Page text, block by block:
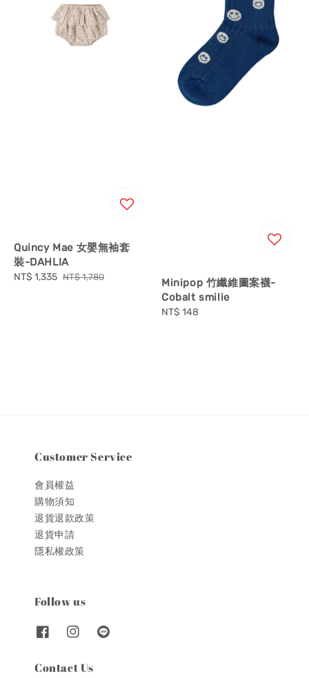
Quincy Mae 女嬰無袖套
裝-DAHLIA
Sale
NT$ 1,335 Regular
NT$ 1,780
Minipop 竹纖維圖案襪-
Cobalt smilie
Regular
NT$ 148
Customer Service
會員權益
購物須知
退貨退款政策
退貨申請
隱私權政策
Follow us
Contact Us